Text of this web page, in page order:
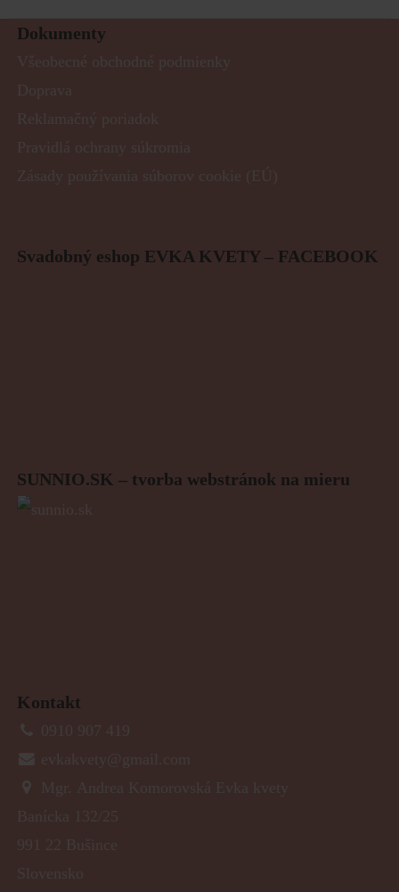
Dokumenty
Svadobný eshop EVKA KVETY – FACEBOOK
SUNNIO.SK – tvorba webstránok na mieru
Kontakt